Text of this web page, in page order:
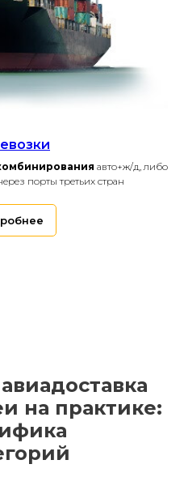
авто+ж/д, либо
порты третьих стран
на практике: